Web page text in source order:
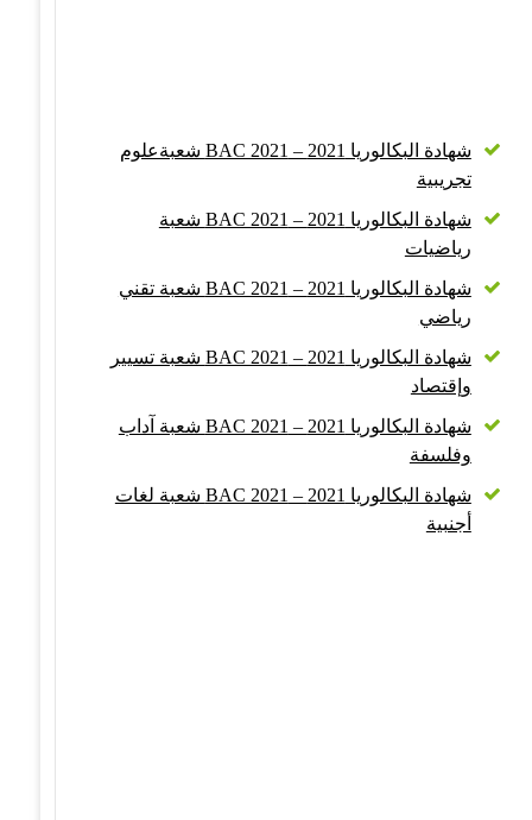
شهادة البكالوريا 2021 – BAC 2021 شعبةعلوم
تجريبية
شهادة البكالوريا 2021 – BAC 2021 شعبة
رياضيات
شهادة البكالوريا 2021 – BAC 2021 شعبة تقني
رياضي
شهادة البكالوريا 2021 – BAC 2021 شعبة تسيير
وإقتصاد
شهادة البكالوريا 2021 – BAC 2021 شعبة آداب
وفلسفة
شهادة البكالوريا 2021 – BAC 2021 شعبة لغات
أجنبية